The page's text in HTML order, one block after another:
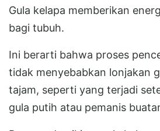
Gula kelapa memberikan
bagi tubuh.
Ini berarti bahwa proses
tidak menyebabkan lonjakan
tajam, seperti yang terjadi
gula putih atau pemanis